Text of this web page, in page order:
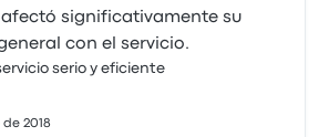
significativamente su
con el servicio.
serio y eficiente
2018